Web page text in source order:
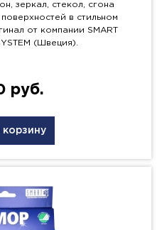
зеркал, стекол, сгона
в стильном
от компании SMART
(Швеция).
руб.
корзину